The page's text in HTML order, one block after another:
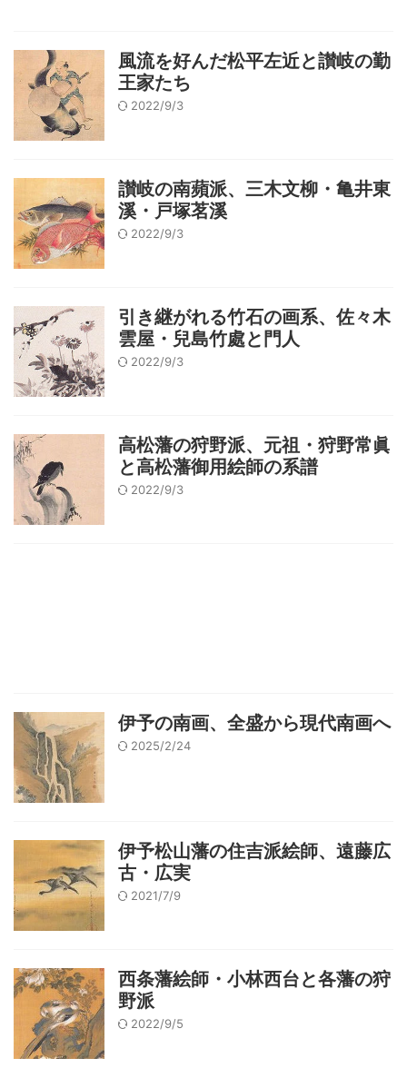
風流を好んだ松平左近と讃岐の勤
王家たち
2022/9/3
讃岐の南蘋派、三木文柳・亀井東
溪・戸塚茗溪
2022/9/3
引き継がれる竹石の画系、佐々木
雲屋・兒島竹處と門人
2022/9/3
高松藩の狩野派、元祖・狩野常眞
と高松藩御用絵師の系譜
2022/9/3
伊予の南画、全盛から現代南画へ
2025/2/24
伊予松山藩の住吉派絵師、遠藤広
古・広実
2021/7/9
西条藩絵師・小林西台と各藩の狩
野派
2022/9/5